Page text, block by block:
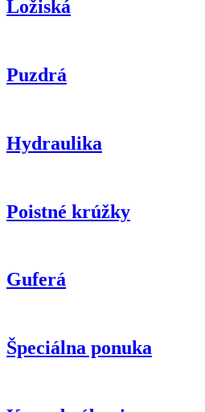
Ložiská
Puzdrá
Hydraulika
Poistné krúžky
Guferá
Špeciálna ponuka